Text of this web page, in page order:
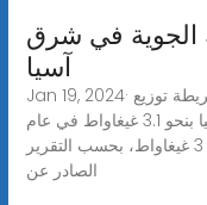
الجوية في شرق
آسيا
Jan 19, 2024· وجاءت تايلاند في المركز الثاني على خريطة توزيع
قدرات الطاقة المتجددة في جنوب شرق آسيا بنحو 3.1 غيغاواط في عام
2023، تليها الفلبين في المركز الثالث بنحو 3 غيغاواط، بحسب التقرير
الصادر عن